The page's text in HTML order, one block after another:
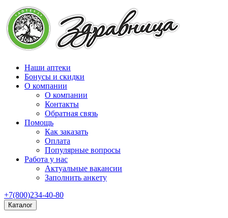
Наши аптеки
Бонусы и скидки
О компании
О компании
Контакты
Обратная связь
Помощь
Как заказать
Оплата
Популярные вопросы
Работа у нас
Актуальные вакансии
Заполнить анкету
+7(800)234-40-80
Каталог